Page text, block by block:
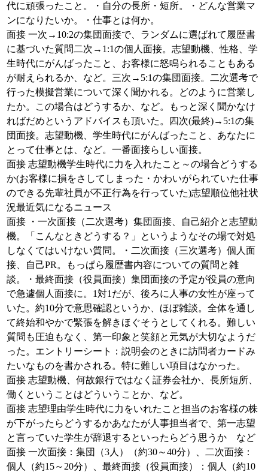
代に頑張ったこと。・自分の長所・短所。・どんな営業マ
ンになりたいか。・仕事とは何か。
面接 一次→10:2の集団面接で、ランダムに選ばれて履歴書
に基づいた質問二次→1:1の個人面接。志望動機、性格、学
生時代にがんばったこと、お客様に怒鳴られることもある
が耐えられるか、など。三次→5:1の集団面接。二次選考で
行った模擬営業について深く聞かれる。どのように営業し
たか。この場合はどうするか、など。もっと深く聞かなけ
ればだめというアドバイスも頂いた。四次(最終)→5:1の集
団面接。志望動機、学生時代にがんばったこと、あなたに
とって仕事とは、など。一番面接らしい面接。
面接 志望動機学生時代に力を入れたこと～の場合どうする
か(お客様に損をさしてしまった・かわいがられていた仕事
のできる先輩社員が不正行為を行っていた)志望順位他社状
況最近気になるニュース
面接 ・一次面接（二次選考）集団面接、自己紹介と志望動
機。「こんなときどうする？」というようなその場で対処
しなくてはいけない質問。・二次面接（三次選考）個人面
接、自己PR。もっぱら履歴書内容についての質問と雑
談。・最終面接（役員面接）集団面接の予定が役員の意向
で急遽個人面接に。1対1だが、後ろに人事の女性が座って
いた。約10分で意思確認というか、ほぼ雑談。全体を通し
て終始和やかで緊張を解きほぐそうとしてくれる。難しい
質問も圧迫もなく、第一印象と笑顔と元気が大切なようだ
った。エントリーシート：説明会のときに訪問者カードみ
たいなものを書かされる。特に難しい項目はなかった。
面接 志望動機、何故銀行ではなく証券会社か、長所短所、
働くということはどういうことか、など。
面接 志望理由学生時代に力をいれたこと担当のお客様の株
が下がったらどうするかあなたが人事担当者で、第一志望
と言っていた学生が辞退するといったらどう思うか など
面接 一次面接：集団（3人）（約30～40分）、二次面接：
個人（約15～20分）、最終面接（役員面接）：個人（約10